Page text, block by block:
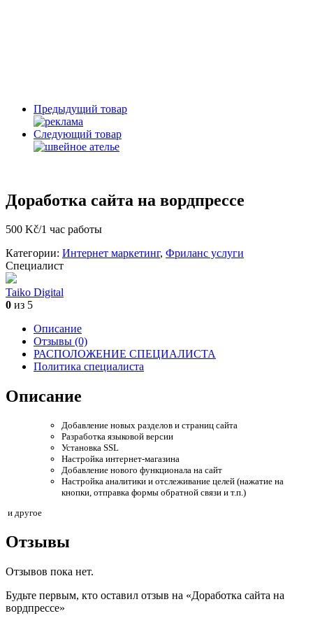
Предыдущий товар
Следующий товар
Доработка сайта на вордпрессе
500 Kč/1 час работы
Категории: Интернет маркетинг, Фриланс услуги
Специалист
Taiko Digital
0 из 5
Описание
Отзывы (0)
РАСПОЛОЖЕНИЕ СПЕЦИАЛИСТА
Политика специалиста
Описание
Добавление новых разделов и страниц сайта
Разработка языковой версии
Установка SSL
Настройка интернет-магазина
Добавление нового функционала на сайт
Настройка аналитики и отслеживание целей (нажатие на
кнопки, отправка формы обратной связи и т.п.)
и другое
Отзывы
Отзывов пока нет.
Будьте первым, кто оставил отзыв на «Доработка сайта на
вордпрессе»